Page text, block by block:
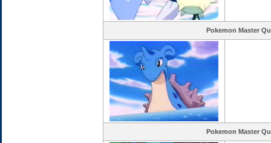
Pokemon Master
Pokemon Master